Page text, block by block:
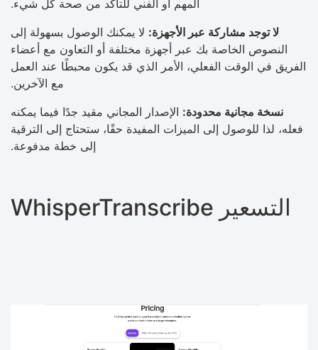
المهم أو الفني للتأكد من صحة كل شيء.
لا توجد مشاركة عبر الأجهزة: لا يمكنك الوصول بسهولة إلى
النصوص الخاصة بك عبر أجهزة مختلفة أو التعاون مع أعضاء
الفريق في الوقت الفعلي، الأمر الذي قد يكون محبطًا عند العمل
مع الآخرين.
نسخة مجانية محدودة: الإصدار المجاني مقيد جدًا فيما يمكنه
فعله، لذا للوصول إلى الميزات المفيدة حقًا، ستحتاج إلى الترقية
إلى خطة مدفوعة.
WhisperTranscribe التسعير